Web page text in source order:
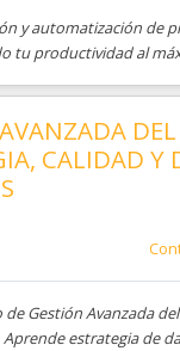
y automatización de
tu productividad al
CALIDAD Y
Gestión Avanzada
estrategia de